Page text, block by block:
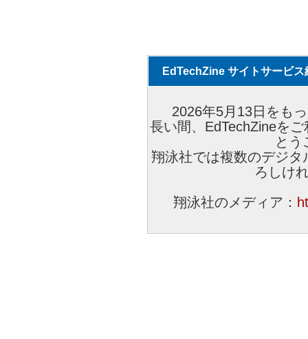
EdTechZine サイトサービス
2026年5月13日をも
長い間、EdTechZineを
とう
翔泳社では複数のデジ
ろしけ
翔泳社のメディア：